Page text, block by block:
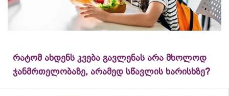
რატომ ახდენს კვება გავლენას არა მხოლოდ
ჯანმრთელობაზე, არამედ სწავლის ხარისხზე?